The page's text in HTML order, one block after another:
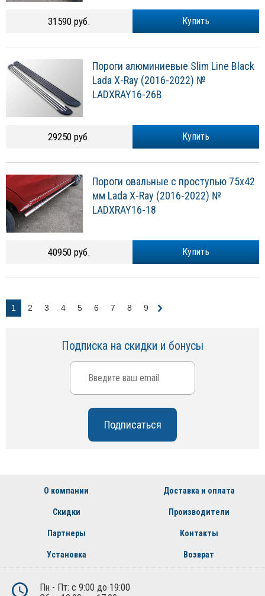
Купить
31590 руб.
Пороги алюминиевые Slim Line Black
Lada X-Ray (2016-2022) №
LADXRAY16-26B
Купить
29250 руб.
Пороги овальные c проступью 75х42
мм Lada X-Ray (2016-2022) №
LADXRAY16-18
Купить
40950 руб.
1 2 3 4 5 6 7 8 9
Подписка на скидки и бонусы
О компании Доставка и оплата
Скидки Производители
Партнеры Контакты
Установка Возврат
Пн - Пт: с 9:00 до 19:00